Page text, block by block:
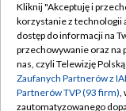
Abonament TVP
Emisja w TVP
Centrum
Kliknij "Akceptuję i
korzystanie z technologii
dostęp do informacji na
przechowywanie oraz na
nas, czyli Telewizję
Zaufanych Partnerów z
Partnerów TVP (93 firm),
zautomatyzowanego